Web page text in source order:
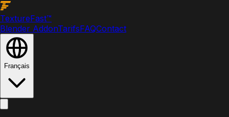
TextureFast™
Blender AddonTarifsFAQContact
Français